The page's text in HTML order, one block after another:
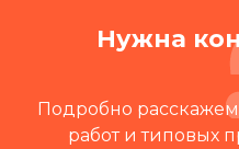
Нужна
Подробно расскажем
работ и типовых